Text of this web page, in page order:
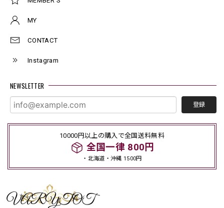
MY
CONTACT
Instagram
NEWSLETTER
登録
10000円以上の購入で全国送料無料
全国一律 800円
・北海道・沖縄 1500円